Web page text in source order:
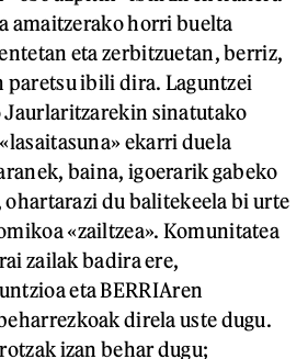
amaitzerako horri buelta
eta zerbitzuetan, berriz,
ibili dira. Laguntzei
Jaurlaritzarekin sinatutako
ekarri duela
baina, igoerarik gabeko
du balitekeela bi urte
«zailtzea». Komunitatea
zailak badira ere,
eta BERRIAren
direla uste dugu.
izan behar dugu;